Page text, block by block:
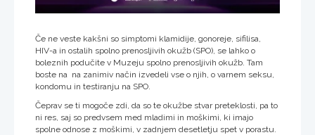
Če ne veste kakšni so simptomi klamidije, gonoreje, sifilisa,
HIV-a in ostalih spolno prenosljivih okužb (SPO), se lahko o
boleznih podučite v Muzeju spolno prenosljivih okužb. Tam
boste na na zanimiv način izvedeli vse o njih, o varnem seksu,
kondomu in testiranju na SPO.
Čeprav se ti mogoče zdi, da so te okužbe stvar preteklosti, pa to
ni res, saj so predvsem med mladimi in moškimi, ki imajo
spolne odnose z moškimi, v zadnjem desetletju spet v porastu.